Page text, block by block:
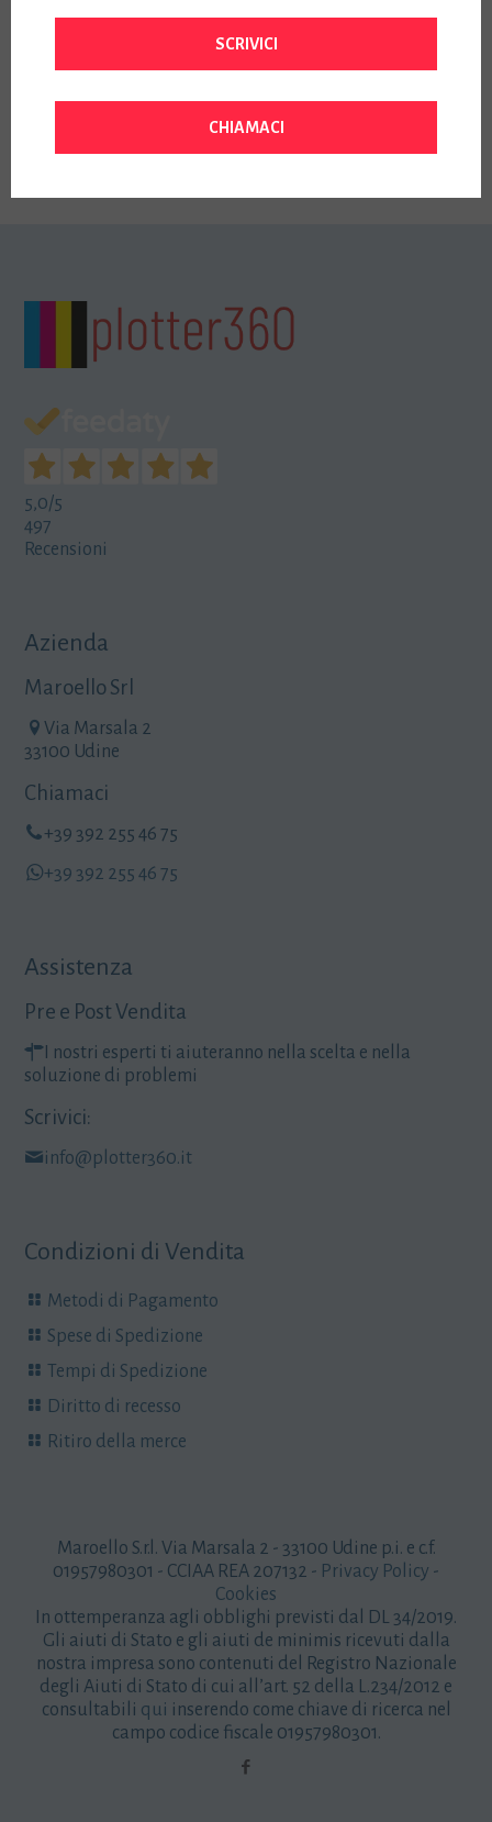
5965C005 MFP COLORI
5,0/5
497
Recensioni
Azienda
Maroello Srl
Via Marsala 2
33100 Udine
Chiamaci
+39 392 255 46 75
+39 392 255 46 75
Assistenza
Pre e Post Vendita
I nostri esperti ti aiuteranno nella scelta e nella
soluzione di problemi
Scrivici:
info@plotter360.it
Condizioni di Vendita
Metodi di Pagamento
Spese di Spedizione
Tempi di Spedizione
Diritto di recesso
Ritiro della merce
Maroello S.r.l. Via Marsala 2 - 33100 Udine p.i. e c.f.
01957980301 - CCIAA REA 207132 - Privacy Policy -
Cookies
In ottemperanza agli obblighi previsti dal DL 34/2019.
Gli aiuti di Stato e gli aiuti de minimis ricevuti dalla
nostra impresa sono contenuti del Registro Nazionale
degli Aiuti di Stato di cui all’art. 52 della L.234/2012 e
consultabili qui inserendo come chiave di ricerca nel
campo codice fiscale 01957980301.
SCRIVICI
CHIAMACI